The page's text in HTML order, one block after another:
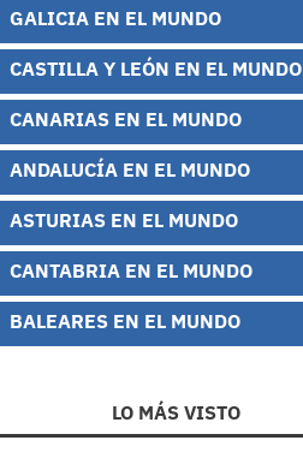
GALICIA EN EL MUNDO
CASTILLA Y LEÓN EN EL MUNDO
CANARIAS EN EL MUNDO
ANDALUCÍA EN EL MUNDO
ASTURIAS EN EL MUNDO
CANTABRIA EN EL MUNDO
BALEARES EN EL MUNDO
LO MÁS VISTO